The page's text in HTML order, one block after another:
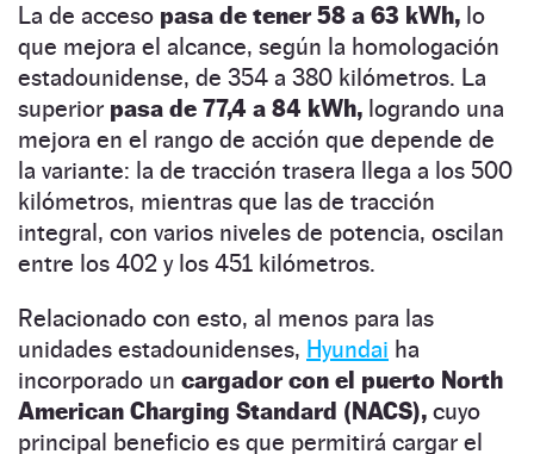
La de acceso pasa de tener 58 a 63 kWh, lo
que mejora el alcance, según la homologación
estadounidense, de 354 a 380 kilómetros. La
superior pasa de 77,4 a 84 kWh, logrando una
mejora en el rango de acción que depende de
la variante: la de tracción trasera llega a los 500
kilómetros, mientras que las de tracción
integral, con varios niveles de potencia, oscilan
entre los 402 y los 451 kilómetros.
Relacionado con esto, al menos para las
unidades estadounidenses, Hyundai ha
incorporado un cargador con el puerto North
American Charging Standard (NACS), cuyo
principal beneficio es que permitirá cargar el